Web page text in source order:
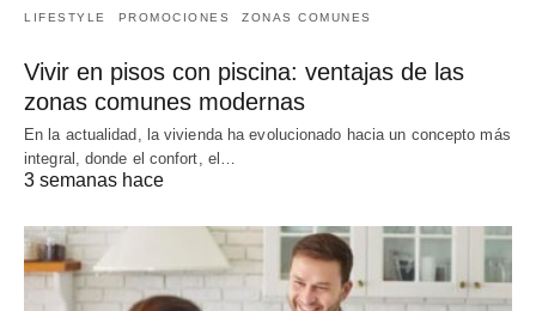
LIFESTYLE PROMOCIONES ZONAS COMUNES
Vivir en pisos con piscina: ventajas de las
zonas comunes modernas
En la actualidad, la vivienda ha evolucionado hacia un concepto más
integral, donde el confort, el…
3 semanas hace